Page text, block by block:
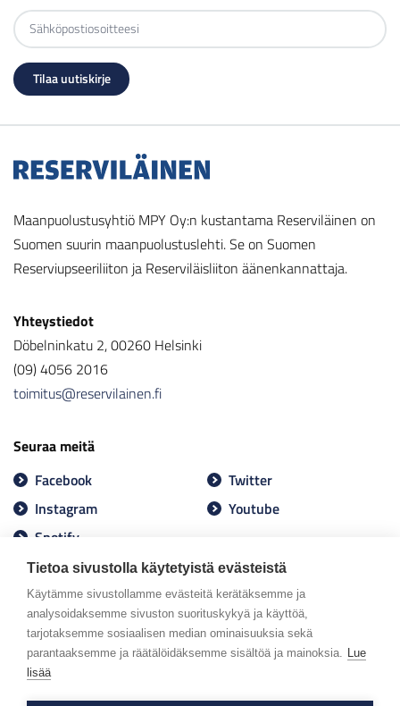
Tietoa sivustolla käytetyistä evästeistä
Käytämme sivustollamme evästeitä kerätäksemme ja
analysoidaksemme sivuston suorituskykyä ja käyttöä,
tarjotaksemme sosiaalisen median ominaisuuksia sekä
parantaaksemme ja räätälöidäksemme sisältöä ja mainoksia. Lue
lisää
Maanpuolustusyhtiö MPY Oy:n kustantama Reserviläinen on
Suomen suurin maanpuolustuslehti. Se on Suomen
Reserviupseeriliiton ja Reserviläisliiton äänenkannattaja.
Yhteystiedot
Döbelninkatu 2, 00260 Helsinki
(09) 4056 2016
toimitus@reservilainen.fi
Seuraa meitä
Facebook
Twitter
Instagram
Youtube
Spotify